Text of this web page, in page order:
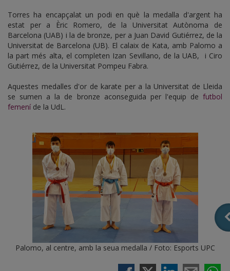
Torres ha encapçalat un podi en què la medalla d'argent ha
estat per a Èric Romero, de la Universitat Autònoma de
Barcelona (UAB) i la de bronze, per a Juan David Gutiérrez, de la
Universitat de Barcelona (UB). El calaix de Kata, amb Palomo a
la part més alta, el completen Izan Sevillano, de la UAB, i Ciro
Gutiérrez, de la Universitat Pompeu Fabra.
Aquestes medalles d'or de karate per a la Universitat de Lleida
se sumen a la de bronze aconseguida per l'equip de futbol
femení de la UdL.
Palomo, al centre, amb la seua medalla / Foto: Esports UPC